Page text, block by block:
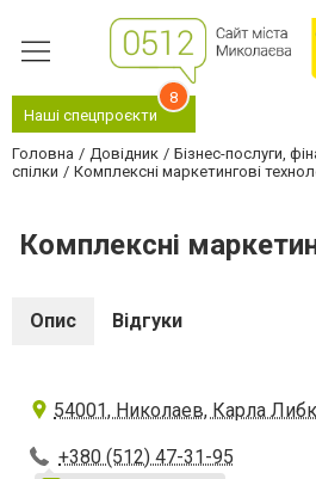
Наші спецпроєкти
8
Головна Довідник Бізнес-послуги,
спілки
Комплексні маркетингові
Комплексні
Опис Відгуки
54001, Николаев, Карла
+380 (512) 47-31-95